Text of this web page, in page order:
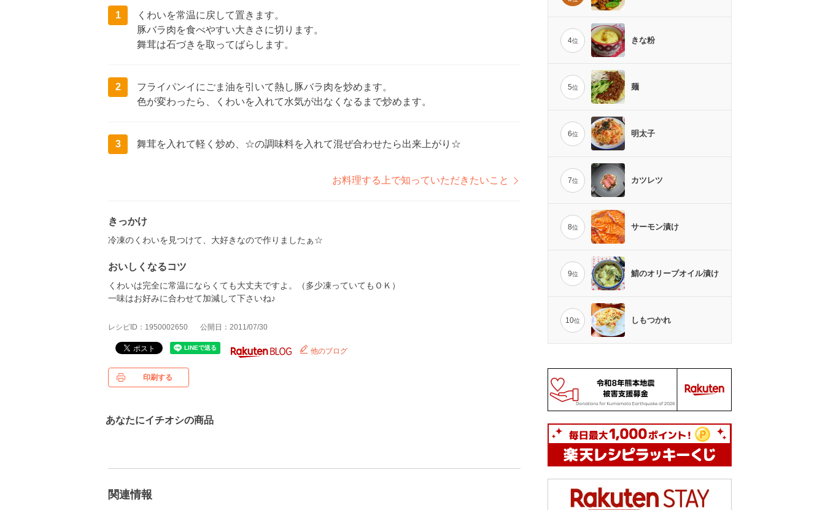
1
くわいを常温に戻して置きます。
豚バラ肉を食べやすい大きさに切ります。
舞茸は石づきを取ってばらします。
2
フライパンイにごま油を引いて熱し豚バラ肉を炒めます。
色が変わったら、くわいを入れて水気が出なくなるまで炒めます。
3 舞茸を入れて軽く炒め、☆の調味料を入れて混ぜ合わせたら出来上がり☆
お料理する上で知っていただきたいこと
きっかけ
冷凍のくわいを見つけて、大好きなので作りましたぁ☆
おいしくなるコツ
くわいは完全に常温にならくても大丈夫ですよ。（多少凍っていてもＯＫ）
一味はお好みに合わせて加減して下さいね♪
レシピID：1950002650 公開日：2011/07/30
他のブログ
印刷する
あなたにイチオシの商品
関連情報
4位 きな粉
5位 麺
6位 明太子
7位 カツレツ
8位 サーモン漬け
9位 鯖のオリーブオイル漬け
10位 しもつかれ